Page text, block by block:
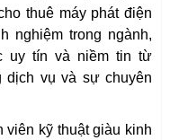
thuê máy phát điện
nghiệm trong ngành,
uy tín và niềm tin từ
dịch vụ và sự chuyên
kỹ thuật giàu kinh